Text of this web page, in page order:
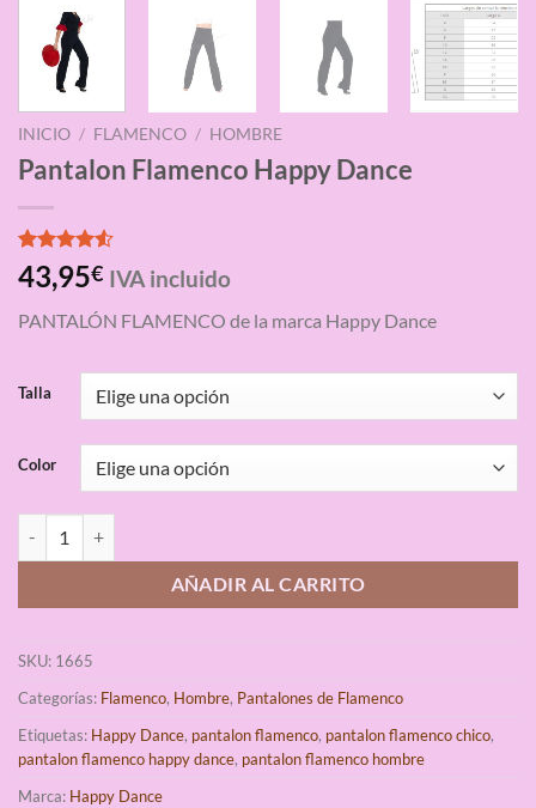
INICIO / FLAMENCO / HOMBRE
Pantalon Flamenco Happy Dance
Valorado
con4.50
base a
4
43,95€ IVA incluido
PANTALÓN FLAMENCO de la marca Happy Dance
Talla
Color
AÑADIR AL CARRITO
SKU: 1665
Categorías: Flamenco, Hombre, Pantalones de Flamenco
Etiquetas: Happy Dance, pantalon flamenco, pantalon flamenco chico,
pantalon flamenco happy dance, pantalon flamenco hombre
Marca: Happy Dance